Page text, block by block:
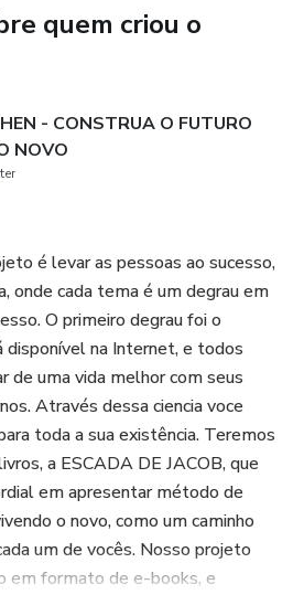
coragem e determinação,
o controle sobre suas próprias
de apoio: O livro destaca a
plateia que torça pelo seu sucesso.
a se conectarem com outras
uma comunidade de apoio
Sendo um e-book, "VIVENDO O
para download imediato,
tenham acesso ao conteúdo a
qualquer lugar, através de
como smartphones, tablets e
quem criou o
- CONSTRUA O FUTURO
NOVO
é levar as pessoas ao sucesso,
onde cada tema é um degrau em
O primeiro degrau foi o
disponível na Internet, e todos
de uma vida melhor com seus
Através dessa ciencia voce
toda a sua existência. Teremos
a ESCADA DE JACOB, que
em apresentar método de
o novo, como um caminho
um de vocês. Nosso projeto
em formato de e-books, e